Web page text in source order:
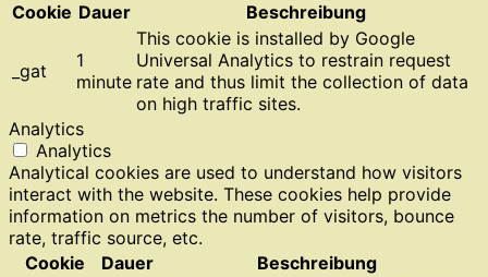
Cookie Dauer Beschreibung
_gat
1
minute
This cookie is installed by Google
Universal Analytics to restrain request
rate and thus limit the collection of data
on high traffic sites.
Analytics
Analytics
Analytical cookies are used to understand how visitors
interact with the website. These cookies help provide
information on metrics the number of visitors, bounce
rate, traffic source, etc.
Cookie
Dauer Beschreibung